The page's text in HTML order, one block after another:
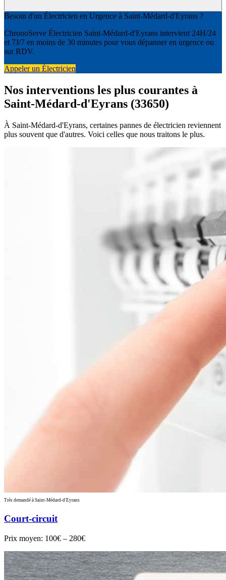
Besoin d'un Électricien en Urgence à Saint-Médard-d'Eyrans ?
ChronoServe Électricien Saint-Médard-d'Eyrans intervient 24H/24
et 7J/7 en moins de 30 minutes pour vous dépanner en urgence ou
sur RDV.
Appeler un Électricien
Nos interventions les plus courantes à
Saint-Médard-d'Eyrans (33650)
À Saint-Médard-d'Eyrans, certaines pannes de électricien reviennent
plus souvent que d'autres. Voici celles que nous traitons le plus.
Très demandé à Saint-Médard-d'Eyrans
Court-circuit
Prix moyen: 100€ – 280€